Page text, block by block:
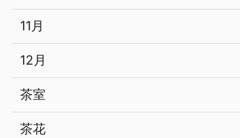
11月
12月
茶室
茶花